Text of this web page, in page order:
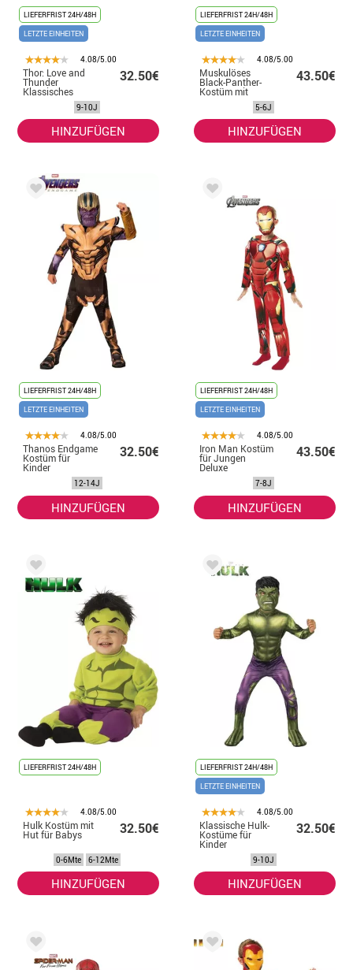
LIEFERFRIST 24H/48H
LETZTE EINHEITEN
4.08/5.00
Thor: Love and
Thunder
Klassisches
32.50€
9-10J
HINZUFÜGEN
LIEFERFRIST 24H/48H
LETZTE EINHEITEN
4.08/5.00
Muskulöses
Black-Panther-
Kostüm mit
Deluxe-Maske für
43.50€
5-6J
HINZUFÜGEN
LIEFERFRIST 24H/48H
LETZTE EINHEITEN
4.08/5.00
Thanos Endgame
Kostüm für
Kinder
32.50€
12-14J
HINZUFÜGEN
LIEFERFRIST 24H/48H
LETZTE EINHEITEN
4.08/5.00
Iron Man Kostüm
für Jungen
Deluxe
43.50€
7-8J
HINZUFÜGEN
LIEFERFRIST 24H/48H
4.08/5.00
Hulk Kostüm mit
Hut für Babys 32.50€
0-6Mte 6-12Mte
HINZUFÜGEN
LIEFERFRIST 24H/48H
LETZTE EINHEITEN
4.08/5.00
Klassische Hulk-
Kostüme für
Kinder
32.50€
9-10J
HINZUFÜGEN